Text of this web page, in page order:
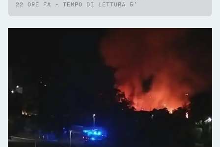
95mila euro
22 ORE FA - TEMPO DI LETTURA 5'